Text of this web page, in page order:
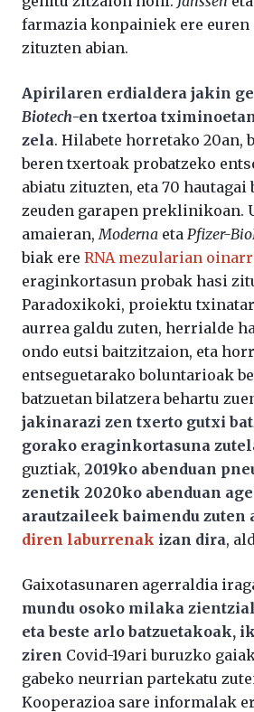
farmazia konpainiek ere
zituzten abian.
Apirilaren erdialdera jakin
Biotech-en txertoa
zela. Hilabete horretako 20an,
beren txertoak probatzeko
abiatu zituzten, eta 70 hautagai
zeuden garapen preklinikoan.
amaieran, Moderna eta Pfizer-
biak ere RNA mezularian
eraginkortasun probak hasi
Paradoxikoki, proiektu
aurrea galdu zuten, herrialde
ondo eutsi baitzitzaion, eta
entseguetarako boluntarioak
batzuetan bilatzera behartu
jakinarazi zen txerto gutxi
gorako eraginkortasuna
guztiak, 2019ko abenduan
zenetik 2020ko abenduan
arautzaileek baimendu zuten
diren laburrenak izan dira,
Gaixotasunaren agerraldia
mundu osoko milaka
eta beste arlo batzuetakoak,
ziren Covid-19ari buruzko
gabeko neurrian partekatu
Kooperazioa sare informalak